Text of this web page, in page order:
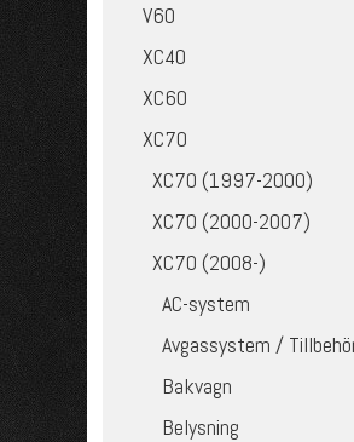
V60
XC40
XC60
XC70
XC70 (1997-2000)
XC70 (2000-2007)
XC70 (2008-)
AC-system
Avgassystem /
Bakvagn
Belysning